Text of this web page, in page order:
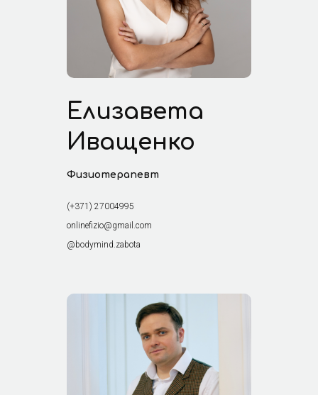
Елизавета
Иващенко
Физиотерапевт
(+371) 27004995
onlinefizio@gmail.com
@bodymind.zabota